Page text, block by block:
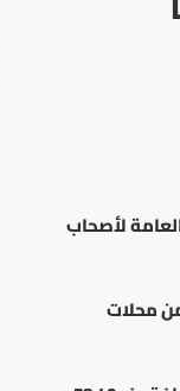
لأصحاب
لغايات البيع من محلات